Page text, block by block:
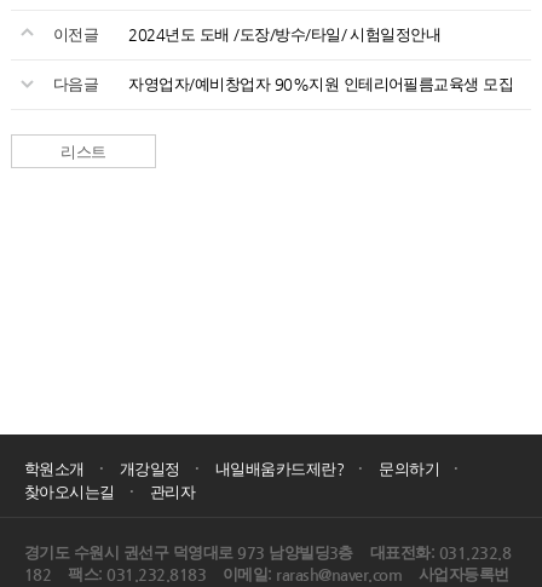
이전글 2024년도 도배 /도장/방수/타일/ 시험일정안내
다음글 자영업자/예비창업자 90%지원 인테리어필름교육생 모집
리스트
학원소개 · 개강일정 · 내일배움카드제란? · 문의하기
·
찾아오시는길
· 관리자
경기도 수원시 권선구 덕영대로 973 남양빌딩3층 대표전화: 031.232.8
182 팩스: 031.232.8183 이메일: rarash@naver.com 사업자등록번